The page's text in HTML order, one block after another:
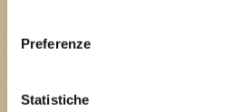
Preferenze
Statistiche
Tardo Cretaceo ANNI: 67-66 milioni
Nord America (USA e